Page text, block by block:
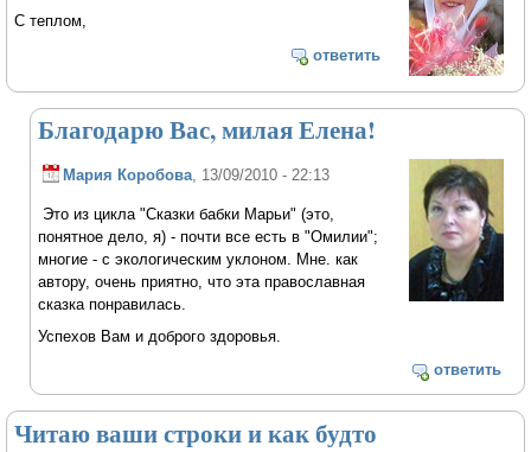
С теплом,
ответить
Благодарю Вас, милая Елена!
Мария Коробова, 13/09/2010 - 22:13
Это из цикла "Сказки бабки Марьи" (это,
понятное дело, я) - почти все есть в "Омилии";
многие - с экологическим уклоном. Мне. как
автору, очень приятно, что эта православная
сказка понравилась.
Успехов Вам и доброго здоровья.
ответить
Читаю ваши строки и как будто